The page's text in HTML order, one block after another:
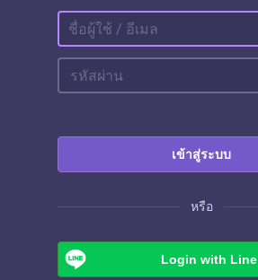
เข้าสู่ระบบ
หรือ
Login with Line